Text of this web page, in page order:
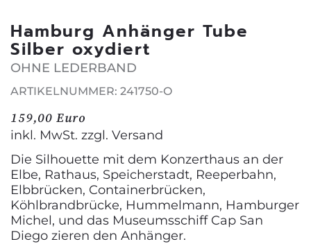
Hamburg Anhänger Tube
Silber oxydiert
OHNE LEDERBAND
ARTIKELNUMMER: 241750-O
159,00 Euro
inkl. MwSt. zzgl. Versand
Die Silhouette mit dem Konzerthaus an der
Elbe, Rathaus, Speicherstadt, Reeperbahn,
Elbbrücken, Containerbrücken,
Köhlbrandbrücke, Hummelmann, Hamburger
Michel, und das Museumsschiff Cap San
Diego zieren den Anhänger.